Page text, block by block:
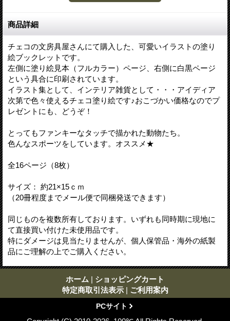
商品詳細
チェコの文房具屋さんにて購入した、可愛いイラストの塗り
絵ブックレットです。
左側に塗り絵見本（フルカラー）ページ、右側に白黒ページ
という具合に印刷されています。
イラスト集として、インテリア雑貨として・・・アイディア
次第で色々使えるチェコ塗り絵です♪おこづかい価格なのでプ
レゼントにも、どうぞ！
とってもファンキーなタッチで描かれた動物たち。
色んなスポーツをしています。オススメ★
全16ページ（8枚）
サイズ： 約21×15ｃｍ
（20冊程度までメール便で同梱発送できます）
同じものを複数所有しております。いずれも同時期に現地に
て直接買い付けた未使用品です。
特にダメージは見当たりませんが、個人保管品・海外の紙製
品にご理解の上でご購入ください。
ホーム | ショッピングカート
特定商取引法表示 | ご利用案内
PCサイト